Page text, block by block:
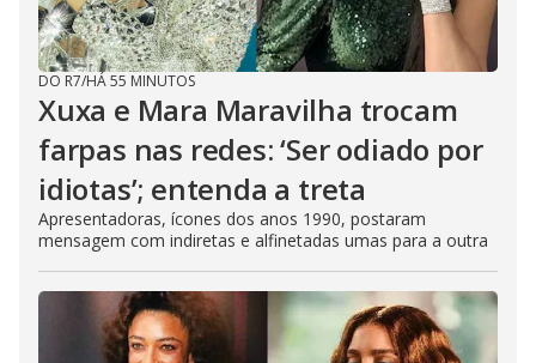
o
DO R7/HÁ 55 MINUTOS
Xuxa e Mara Maravilha trocam
farpas nas redes: ‘Ser odiado por
idiotas’; entenda a treta
Apresentadoras, ícones dos anos 1990, postaram
mensagem com indiretas e alfinetadas umas para a outra